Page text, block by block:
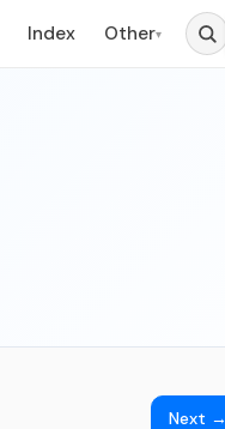
Index Other▾
Next →